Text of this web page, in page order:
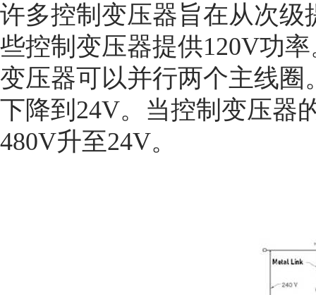
许多控制变压器旨在从次级
些控制变压器提供120V功
变压器可以并行两个主线
下降到24V。当控制变压器
480V升至24V。